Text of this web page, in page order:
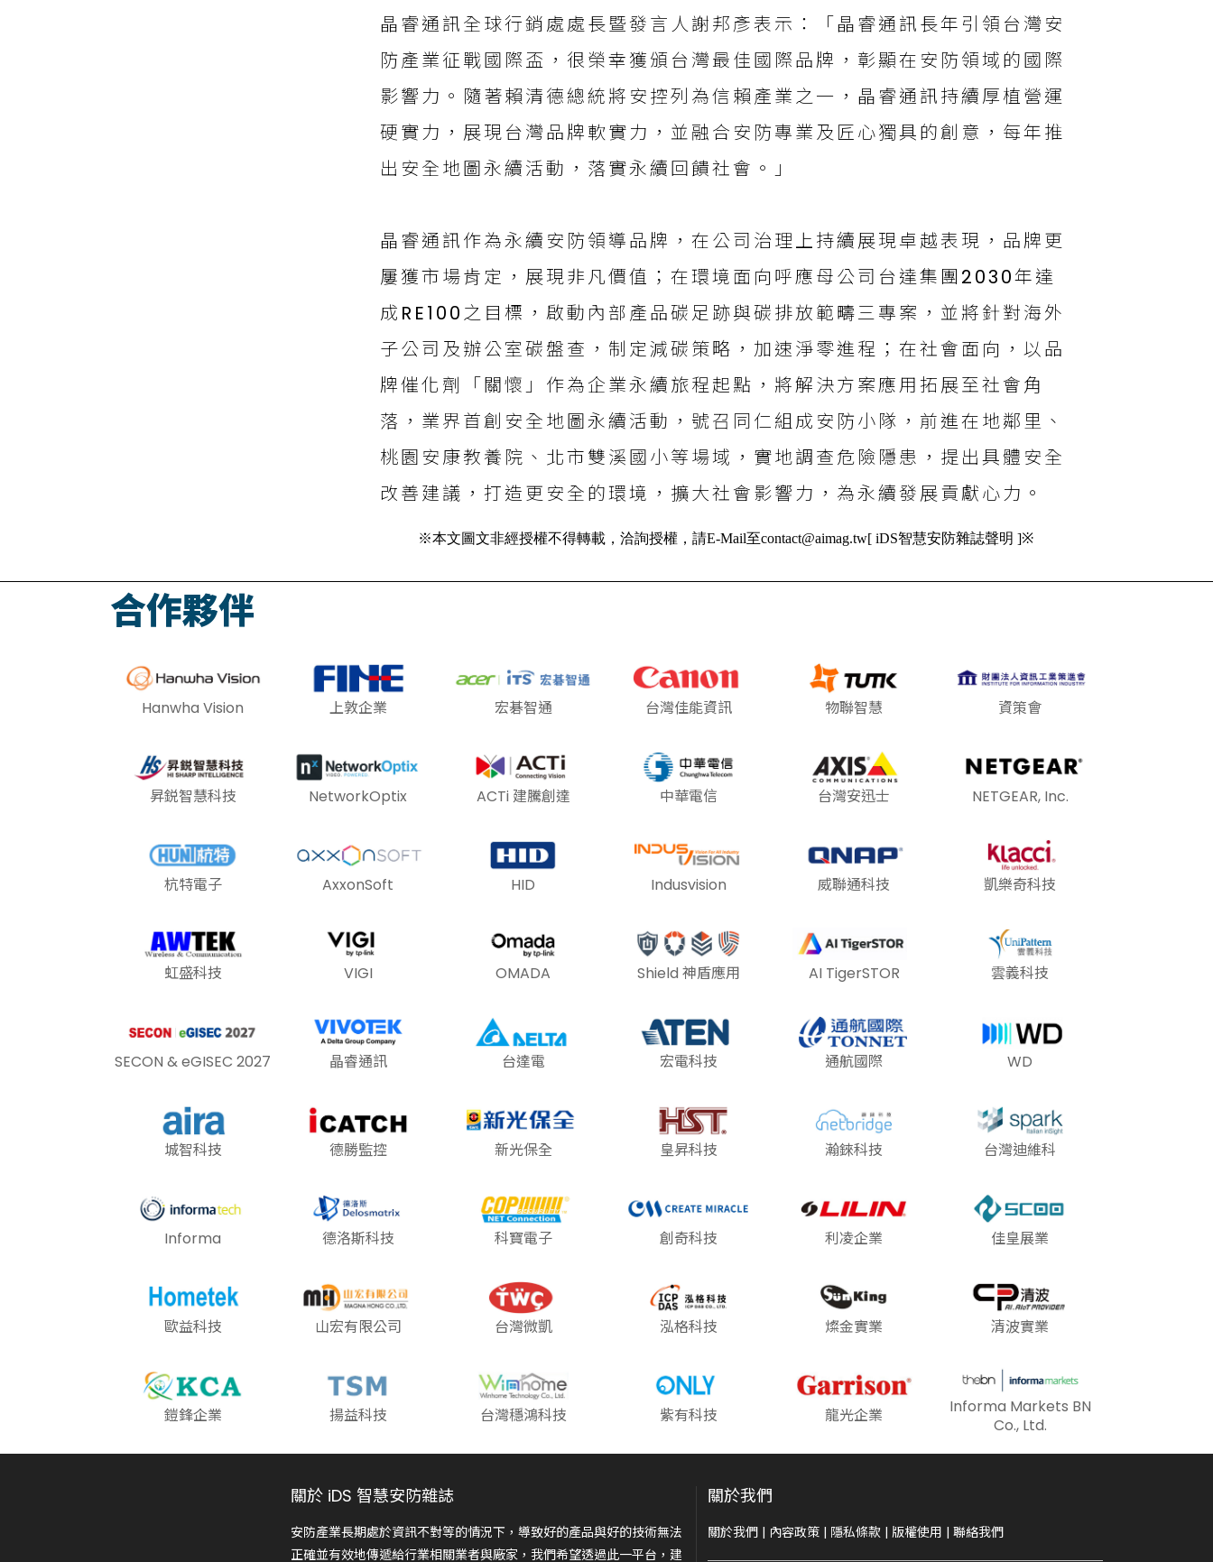
晶睿通訊全球行銷處處長暨發言人謝邦彥表示：「晶睿通訊長年引領台灣安
防產業征戰國際盃，很榮幸獲頒台灣最佳國際品牌，彰顯在安防領域的國際
影響力。隨著賴清德總統將安控列為信賴產業之一，晶睿通訊持續厚植營運
硬實力，展現台灣品牌軟實力，並融合安防專業及匠心獨具的創意，每年推
出安全地圖永續活動，落實永續回饋社會。」
晶睿通訊作為永續安防領導品牌，在公司治理上持續展現卓越表現，品牌更
屢獲市場肯定，展現非凡價值；在環境面向呼應母公司台達集團2030年達
成RE100之目標，啟動內部產品碳足跡與碳排放範疇三專案，並將針對海外
子公司及辦公室碳盤查，制定減碳策略，加速淨零進程；在社會面向，以品
牌催化劑「關懷」作為企業永續旅程起點，將解決方案應用拓展至社會角
落，業界首創安全地圖永續活動，號召同仁組成安防小隊，前進在地鄰里、
桃園安康教養院、北市雙溪國小等場域，實地調查危險隱患，提出具體安全
改善建議，打造更安全的環境，擴大社會影響力，為永續發展貢獻心力。
※本文圖文非經授權不得轉載，洽詢授權，請E-Mail至contact@aimag.tw[ iDS智慧安防雜誌聲明 ]※
合作夥伴
Hanwha Vision 上敦企業 宏碁智通 台灣佳能資訊 物聯智慧 資策會
昇鋭智慧科技 NetworkOptix ACTi 建騰創達 中華電信 台灣安迅士 NETGEAR, Inc.
杭特電子 AxxonSoft HID Indusvision 威聯通科技 凱樂奇科技
虹盛科技 VIGI OMADA Shield 神盾應用 AI TigerSTOR 雲義科技
SECON & eGISEC 2027 晶睿通訊 台達電 宏電科技 通航國際 WD
城智科技 德勝監控 新光保全 皇昇科技 瀚錸科技 台灣迪維科
Informa 德洛斯科技 科寶電子 創奇科技 利凌企業 佳皇展業
歐益科技 山宏有限公司 台灣微凱 泓格科技 燦金實業 清波實業
鎧鋒企業 揚益科技 台灣穩鴻科技 紫有科技 龍光企業
Informa Markets BN
Co., Ltd.
關於 iDS 智慧安防雜誌
安防產業長期處於資訊不對等的情況下，導致好的產品與好的技術無法
正確並有效地傳遞給行業相關業者與廠家，我們希望透過此一平台，建
關於我們
關於我們 | 內容政策 | 隱私條款 | 版權使用 | 聯絡我們